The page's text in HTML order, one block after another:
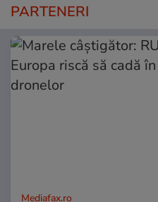
PARTENERI
Mediafax.ro